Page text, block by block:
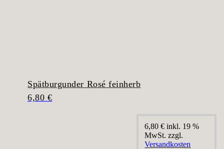
Spätburgunder Rosé feinherb
6,80 €
6,80€ inkl. 19 %
MwSt. zzgl.
Versandkosten